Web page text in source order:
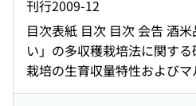
本作物学会四国支部第52回講
南省における棚田稲作(日本
講演会講演要旨) 浅床栽培に
育および収量特性(日本作物
会講演要旨) 生竹・竹堆肥マ
発肥料の影響(日本作物学会
演要旨) 水田裏作作物の有機
物学会四国支部第51回講演会
種籾と土壌の水分状態が乾
旨) 高知県南国市における有
の事例(日本作物学会四国支
登熟期の高温および遮光条
響とその品種間差(日本作物
会講演要旨) 登熟期の高温,
パッケージ「MINCER」で観
落内気温と玄米外観品質との
支部第49回講演会講演要旨)
よび根域制限処理が'コシヒ
ぼす影響(日本作物学会四国
の影響(日本作物学会四国支
インドネシア・南東スラウ
稲玄米粒の化学分析(日本作
演会講演要旨) 異なる土壌水
学会四国支部第47回講演会講
おける機械除草や冬季湛水処
および窒素吸収に与える影
第47回講演会講演要旨) 土壌
資材の施用による田面水の
刊行2009-12
目次表紙 目次 目次 会告 酒
い」の多収穫栽培法に関す
栽培の生育収量特性および
シート敷設による温州ミカ